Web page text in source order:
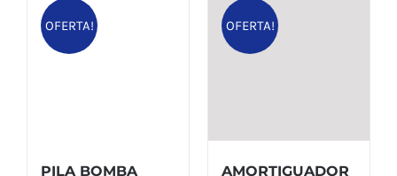
OFERTA!
PILA BOMBA
OFERTA!
AMORTIGUADOR